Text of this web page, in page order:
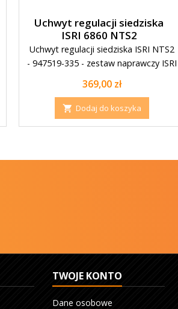
Uchwyt regulacji siedziska
ISRI 6860 NTS2
Uchwyt regulacji siedziska ISRI NTS2
- 947519-335 - zestaw naprawczy ISRI
Cena
369,00 zł
 Dodaj do koszyka
TWOJE KONTO
Dane osobowe